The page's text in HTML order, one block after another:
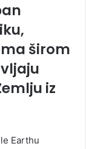
širom
iz
Earthu